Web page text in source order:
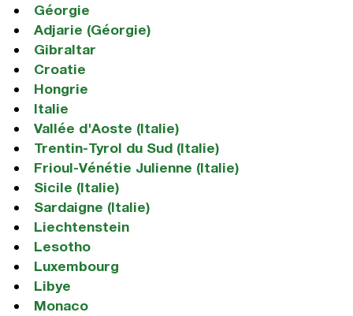
Géorgie
Adjarie (Géorgie)
Gibraltar
Croatie
Hongrie
Italie
Vallée d'Aoste (Italie)
Trentin-Tyrol du Sud (Italie)
Frioul-Vénétie Julienne (Italie)
Sicile (Italie)
Sardaigne (Italie)
Liechtenstein
Lesotho
Luxembourg
Libye
Monaco